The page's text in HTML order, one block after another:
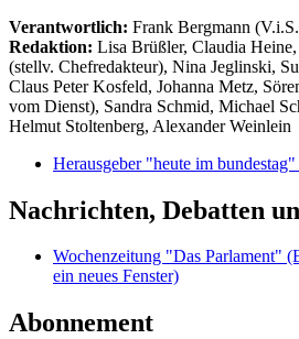
Verantwortlich: Frank Bergmann
Redaktion: Lisa Brüßler, Claudia
(stellv. Chefredakteur), Nina Jeglinski,
Claus Peter Kosfeld, Johanna Metz,
vom Dienst), Sandra Schmid, Michael
Helmut Stoltenberg, Alexander Weinlein
Herausgeber "heute im
Nachrichten, Debatten
Wochenzeitung "Das Parlament"
ein neues Fenster)
Abonnement